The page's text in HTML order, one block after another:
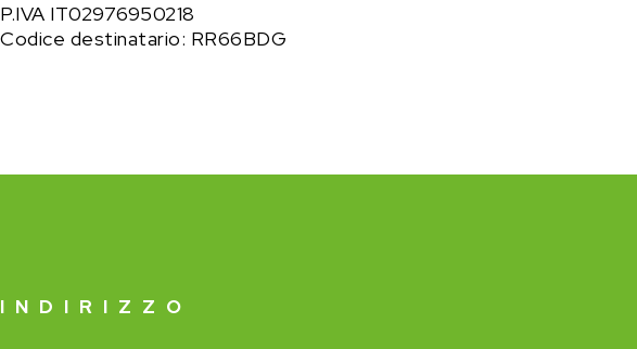
P.IVA IT02976950218
Codice destinatario: RR66BDG
INDIRIZZO